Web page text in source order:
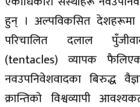
हुन् । अल्पविकसित देशहरूमा
परिचालित दलाल
(tentacles) व्यापक
नवउपनिवेशवादका बिरुद्ध
क्रान्तिको विश्वव्यापी